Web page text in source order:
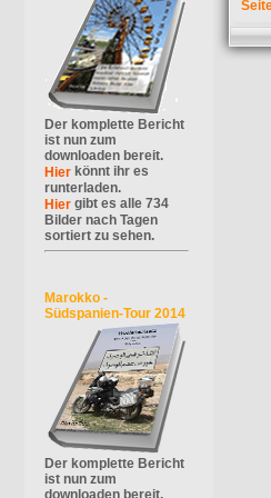
Der komplette Bericht
ist nun zum
downloaden bereit.
Hier könnt ihr es
runterladen.
Hier gibt es alle 734
Bilder nach Tagen
sortiert zu sehen.
Marokko -
Südspanien-Tour 2014
Der komplette Bericht
ist nun zum
downloaden bereit.